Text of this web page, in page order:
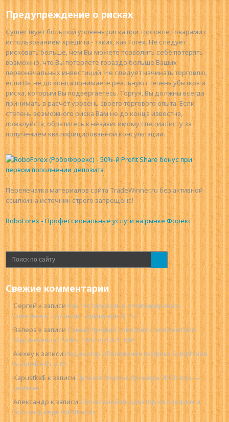
Предупреждение о рисках
Существует большой уровень риска при торговле товарами с
использованием кредита - таких, как Forex. Не следует
рисковать больше, чем Вы можете позволить себе потерять -
возможно, что Вы потеряете гораздо больше Ваших
первоначальных инвестиций. Не следует начинать торговлю,
если Вы не до конца понимаете реальную степень убытков и
риска, которым Вы подвергаетесь. Торгуя, Вы должны всегда
принимать в расчёт уровень своего торгового опыта. Если
степень возможного риска Вам не до конца известна,
пожалуйста, обратитесь к независимому специалисту за
получением квалифицированной консультации.
Перепечатка материалов сайта TradeWinner.ru без активной
ссылки на источник строго запрещена!
RoboForex - Профессиональные услуги на рынке Форекс
Свежие комментарии
Сергейк записи Как тестировать и оптимизировать
советник в торговом терминале MT5?
Валерак записиСамый лучший советник с элементами
Мартингейла 2Sides_Stoch-v5.0c5_616
Alexeyк записиИндикатор обновления графика Symphonie
Autorefresh_v3.0
Kapustka$к записиЛучшие Форекс брокеры 2023 года —
рейтинг
Александрк записиСигнальный индикатор на средних и
боллинджере MA BBands